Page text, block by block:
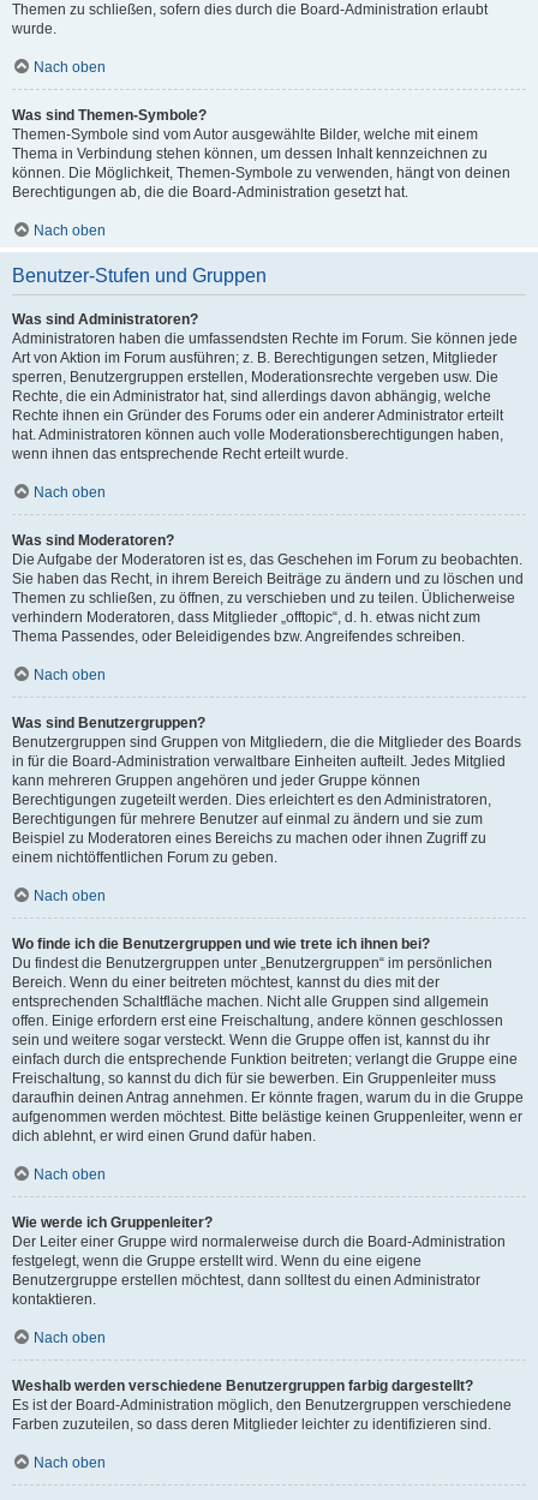
Themen zu schließen, sofern dies durch die Board-Administration erlaubt
wurde.
Nach oben
Was sind Themen-Symbole?
Themen-Symbole sind vom Autor ausgewählte Bilder, welche mit einem
Thema in Verbindung stehen können, um dessen Inhalt kennzeichnen zu
können. Die Möglichkeit, Themen-Symbole zu verwenden, hängt von deinen
Berechtigungen ab, die die Board-Administration gesetzt hat.
Nach oben
Benutzer-Stufen und Gruppen
Was sind Administratoren?
Administratoren haben die umfassendsten Rechte im Forum. Sie können jede
Art von Aktion im Forum ausführen; z. B. Berechtigungen setzen, Mitglieder
sperren, Benutzergruppen erstellen, Moderationsrechte vergeben usw. Die
Rechte, die ein Administrator hat, sind allerdings davon abhängig, welche
Rechte ihnen ein Gründer des Forums oder ein anderer Administrator erteilt
hat. Administratoren können auch volle Moderationsberechtigungen haben,
wenn ihnen das entsprechende Recht erteilt wurde.
Nach oben
Was sind Moderatoren?
Die Aufgabe der Moderatoren ist es, das Geschehen im Forum zu beobachten.
Sie haben das Recht, in ihrem Bereich Beiträge zu ändern und zu löschen und
Themen zu schließen, zu öffnen, zu verschieben und zu teilen. Üblicherweise
verhindern Moderatoren, dass Mitglieder „offtopic“, d. h. etwas nicht zum
Thema Passendes, oder Beleidigendes bzw. Angreifendes schreiben.
Nach oben
Was sind Benutzergruppen?
Benutzergruppen sind Gruppen von Mitgliedern, die die Mitglieder des Boards
in für die Board-Administration verwaltbare Einheiten aufteilt. Jedes Mitglied
kann mehreren Gruppen angehören und jeder Gruppe können
Berechtigungen zugeteilt werden. Dies erleichtert es den Administratoren,
Berechtigungen für mehrere Benutzer auf einmal zu ändern und sie zum
Beispiel zu Moderatoren eines Bereichs zu machen oder ihnen Zugriff zu
einem nichtöffentlichen Forum zu geben.
Nach oben
Wo finde ich die Benutzergruppen und wie trete ich ihnen bei?
Du findest die Benutzergruppen unter „Benutzergruppen“ im persönlichen
Bereich. Wenn du einer beitreten möchtest, kannst du dies mit der
entsprechenden Schaltfläche machen. Nicht alle Gruppen sind allgemein
offen. Einige erfordern erst eine Freischaltung, andere können geschlossen
sein und weitere sogar versteckt. Wenn die Gruppe offen ist, kannst du ihr
einfach durch die entsprechende Funktion beitreten; verlangt die Gruppe eine
Freischaltung, so kannst du dich für sie bewerben. Ein Gruppenleiter muss
daraufhin deinen Antrag annehmen. Er könnte fragen, warum du in die Gruppe
aufgenommen werden möchtest. Bitte belästige keinen Gruppenleiter, wenn er
dich ablehnt, er wird einen Grund dafür haben.
Nach oben
Wie werde ich Gruppenleiter?
Der Leiter einer Gruppe wird normalerweise durch die Board-Administration
festgelegt, wenn die Gruppe erstellt wird. Wenn du eine eigene
Benutzergruppe erstellen möchtest, dann solltest du einen Administrator
kontaktieren.
Nach oben
Weshalb werden verschiedene Benutzergruppen farbig dargestellt?
Es ist der Board-Administration möglich, den Benutzergruppen verschiedene
Farben zuzuteilen, so dass deren Mitglieder leichter zu identifizieren sind.
Nach oben